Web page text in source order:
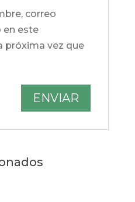
correo
en este
próxima vez que